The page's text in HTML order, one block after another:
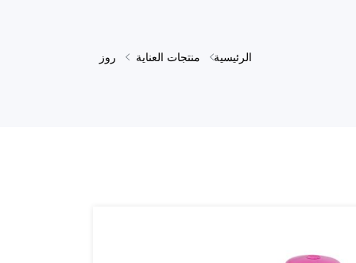
الرئيسية منتجات العناية روز